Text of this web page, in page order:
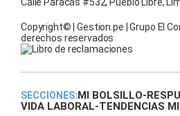
Calle Paracas #532, Pueblo Libre,
Copyright© | Gestion.pe | Grupo El
derechos reservados
SECCIONES:MI BOLSILLO-
VIDA LABORAL-TENDENCIAS